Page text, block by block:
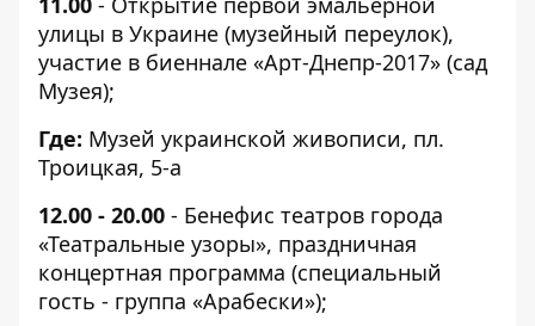
улицы в Украине (музейный переулок),
участие в биеннале «Арт-Днепр-2017» (сад
Музея);
Где: Музей украинской живописи, пл.
Троицкая, 5-а
12.00 - 20.00 - Бенефис театров города
«Театральные узоры», праздничная
концертная программа (специальный
гость - группа «Арабески»);